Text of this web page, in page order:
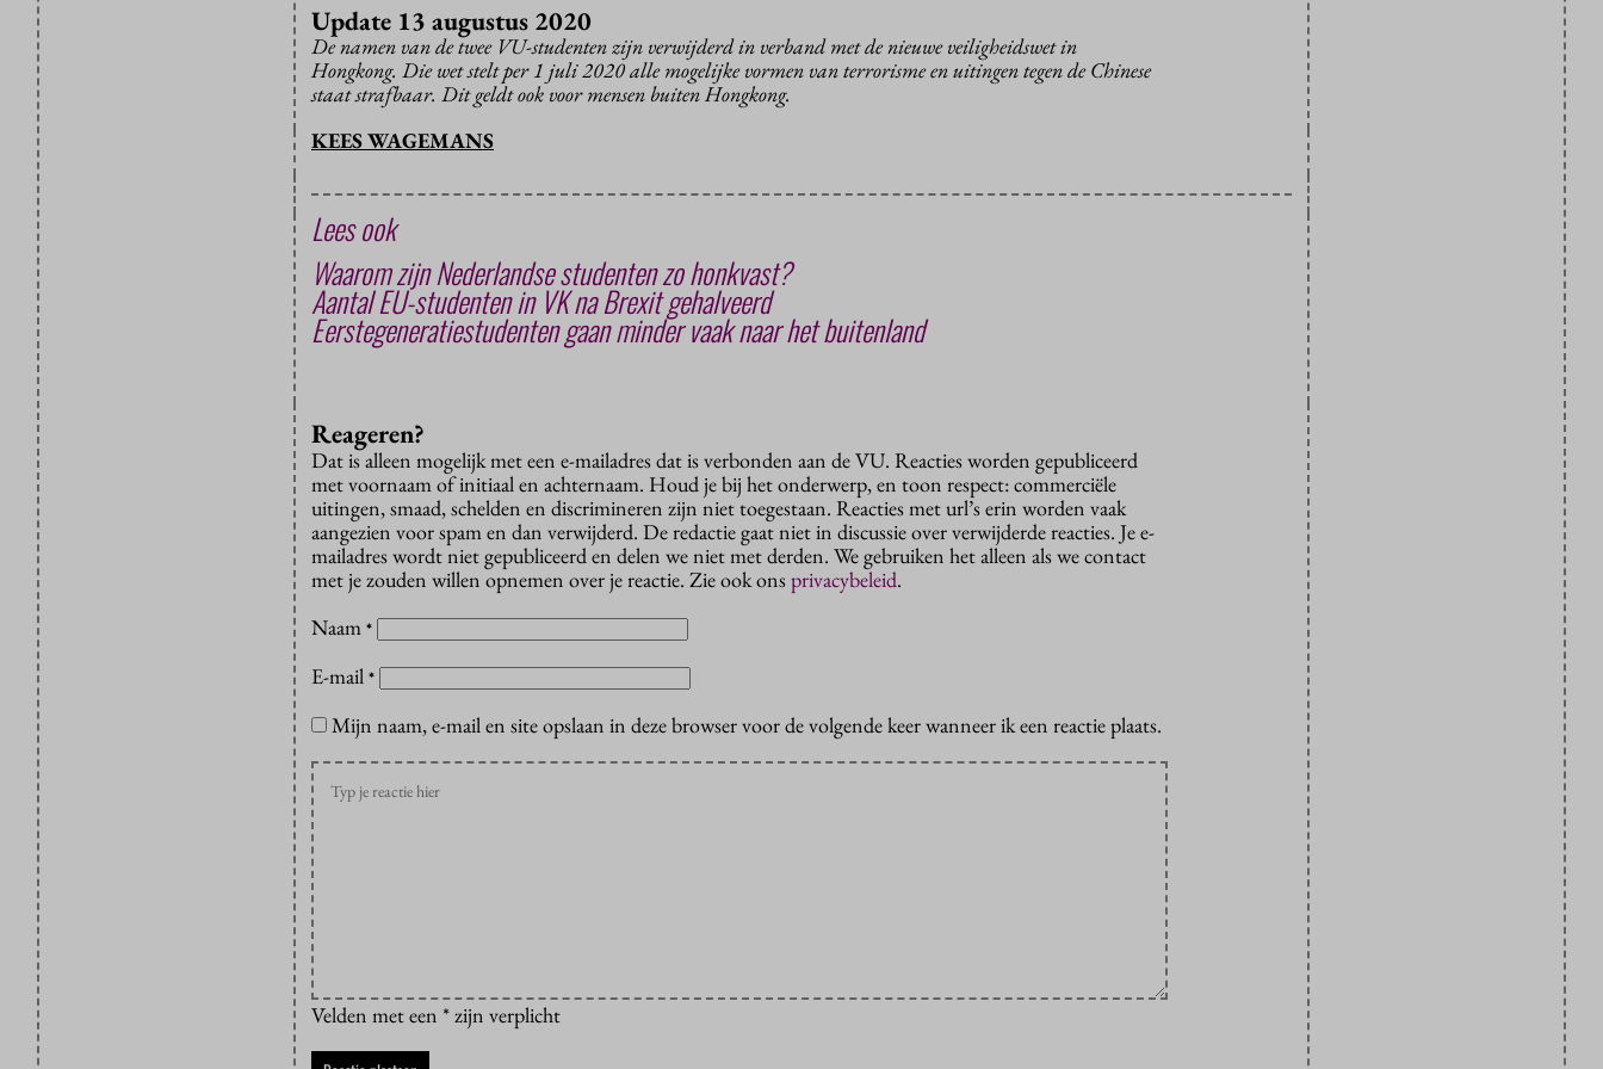
Update 13 augustus 2020
De namen van de twee VU-studenten zijn verwijderd in verband met de nieuwe veiligheidswet in
Hongkong. Die wet stelt per 1 juli 2020 alle mogelijke vormen van terrorisme en uitingen tegen de Chinese
staat strafbaar. Dit geldt ook voor mensen buiten Hongkong.
KEES WAGEMANS
Lees ook
Waarom zijn Nederlandse studenten zo honkvast?
Aantal EU-studenten in VK na Brexit gehalveerd
Eerstegeneratiestudenten gaan minder vaak naar het buitenland
Reageren?
Dat is alleen mogelijk met een e-mailadres dat is verbonden aan de VU. Reacties worden gepubliceerd
met voornaam of initiaal en achternaam. Houd je bij het onderwerp, en toon respect: commerciële
uitingen, smaad, schelden en discrimineren zijn niet toegestaan. Reacties met url’s erin worden vaak
aangezien voor spam en dan verwijderd. De redactie gaat niet in discussie over verwijderde reacties. Je e-
mailadres wordt niet gepubliceerd en delen we niet met derden. We gebruiken het alleen als we contact
met je zouden willen opnemen over je reactie. Zie ook onsprivacybeleid.
Naam *
E-mail *
Mijn naam, e-mail en site opslaan in deze browser voor de volgende keer wanneer ik een reactie plaats.
Velden met een * zijn verplicht